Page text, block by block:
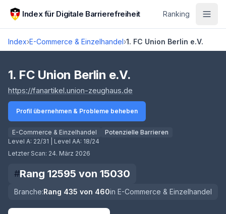
Zum Hauptinhalt springen
Index für Digitale Barrierefreiheit Ranking
Index›E-Commerce & Einzelhandel›1. FC Union Berlin e.V.
Score lädt
1. FC Union Berlin e.V.
https://fanartikel.union-zeughaus.de
Profil übernehmen & Probleme beheben
E-Commerce & Einzelhandel
Potenzielle Barrieren
Level A: 22/31 | Level AA: 18/24
Letzter Scan: 24. März 2026
#Rang 12595 von 15030
Branche:Rang 435 von 460in E-Commerce & Einzelhandel